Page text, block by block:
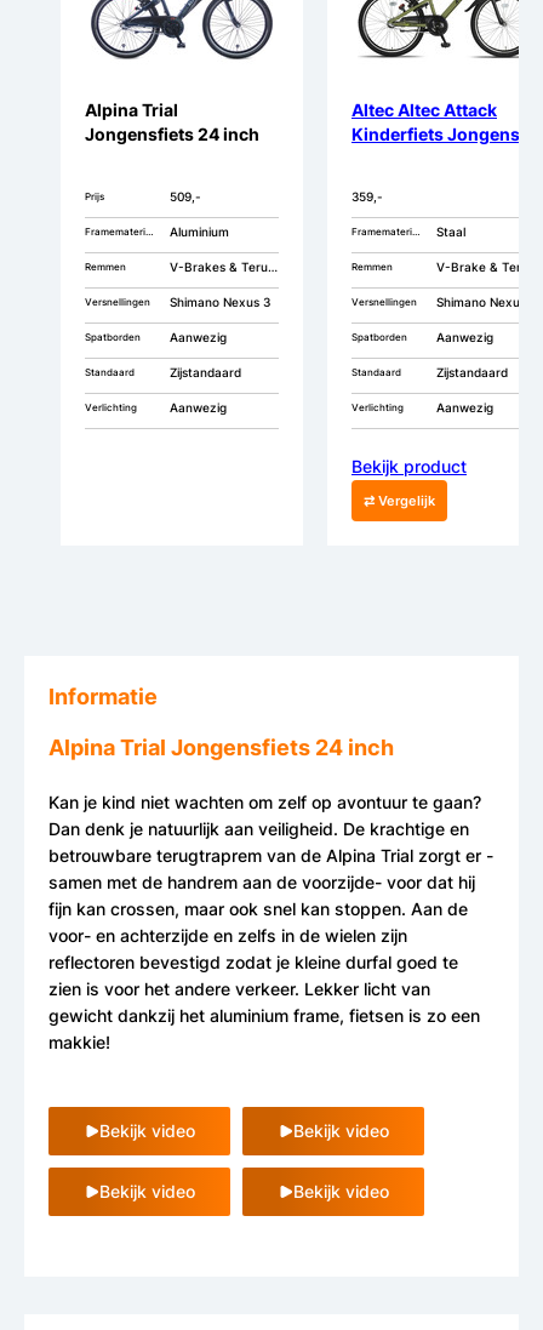
Alpina Trial
Jongensfiets 24 inch
Prijs 509,-
Aluminium
Remmen V-Brakes & Terugtrap
Versnellingen Shimano Nexus 3
Spatborden Aanwezig
Standaard Zijstandaard
Verlichting Aanwezig
Altec Altec Attack
Kinderfiets Jongens 3v
359,-
Staal
Remmen V-Brake & Terugtrap
Versnellingen Shimano Nexus 3
Spatborden Aanwezig
Standaard Zijstandaard
Verlichting Aanwezig
Bekijk product
⇄ Vergelijk
Informatie
Alpina Trial Jongensfiets 24 inch
Kan je kind niet wachten om zelf op avontuur te gaan?
Dan denk je natuurlijk aan veiligheid. De krachtige en
betrouwbare terugtraprem van de Alpina Trial zorgt er -
samen met de handrem aan de voorzijde- voor dat hij
fijn kan crossen, maar ook snel kan stoppen. Aan de
voor- en achterzijde en zelfs in de wielen zijn
reflectoren bevestigd zodat je kleine durfal goed te
zien is voor het andere verkeer. Lekker licht van
gewicht dankzij het aluminium frame, fietsen is zo een
makkie!
Bekijk video Bekijk video
Bekijk video Bekijk video